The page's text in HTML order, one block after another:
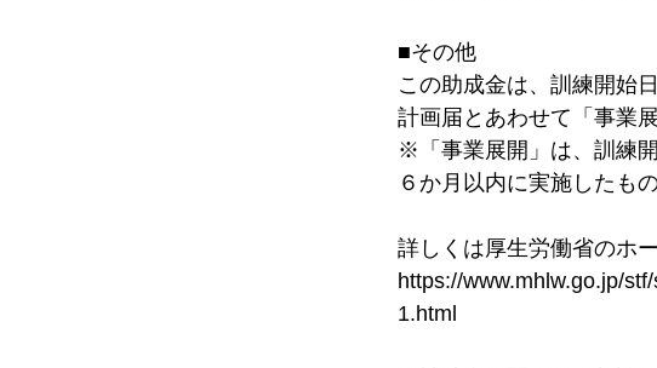
■その他
この助成金は、訓練開始
計画届とあわせて「事業
※「事業展開」は、訓練
６か月以内に実施したも
詳しくは厚生労働省のホ
https://www.mhlw.go.jp/
1.html